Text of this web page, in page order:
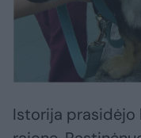
Istorija prasidėjo